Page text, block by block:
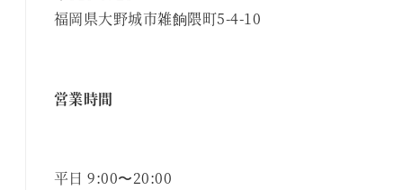
福岡県大野城市雑餉隈町5-4-10
営業時間
平日 9:00〜20:00